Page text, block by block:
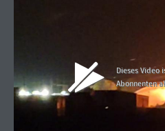
Dieses Video
Abonnenten